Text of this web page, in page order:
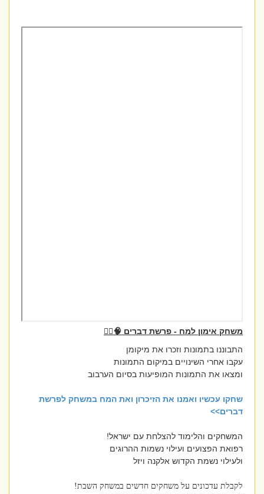
משחק אימון למח - פרשת דברים 🧠🏃‍♂️
התבוננו בתמונות וזכרו את מיקומן
עקבו אחרי השינויים במיקום התמונות
ומצאו את התמונות המופיעות בסיום הערבוב
שחקו עכשיו ואמנו את הזיכרון ואת המח במשחק לפרשת
דברים>>
המשחקים והלימוד להצלחת עם ישראל!
רפואת הפצועים ועילוי נשמות ההרוגים
ולעילוי נשמת הקדוש אלקנה ויזל
לקבלת עדכונים על משחקים חדשים במשחק השבת!